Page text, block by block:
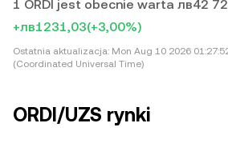
1 ORDI jest obecnie warta лв42
+лв1231,03(+3,00%)
Ostatnia aktualizacja: Mon Aug 10 2026
(Coordinated Universal Time)
ORDI/UZS rynki